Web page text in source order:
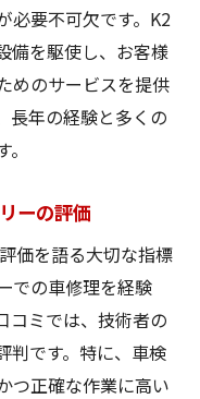
ビスの提供方法
安心なカーライ
る秘密
ァクトリーの信
実績
ビス
軟な対応
リーの強み
しての評価
必要不可欠です。K2
備を駆使し、お客様
めのサービスを提供
長年の経験と多くの
ーの評価
価を語る大切な指標
での車修理を経験
コミでは、技術者の
判です。特に、車検
つ正確な作業に高い